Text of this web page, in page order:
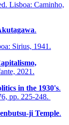
Lisboa: Caminho,
.
Sirius, 1941.
2021.
in the 1930's.
pp. 225-248.
ji Temple.